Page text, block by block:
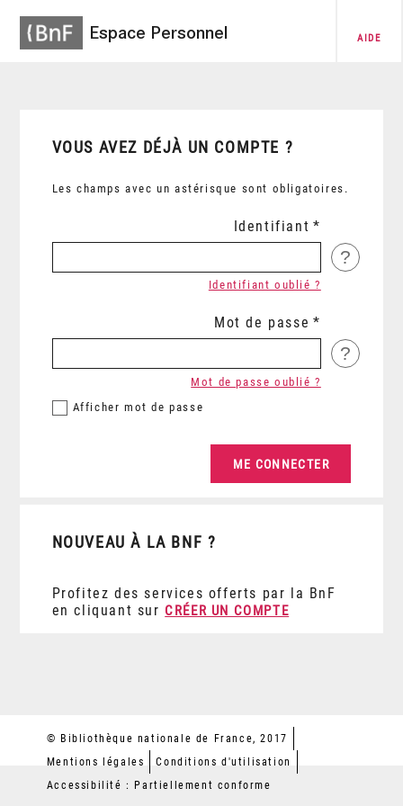
Espace Personnel AIDE
VOUS AVEZ DÉJÀ UN COMPTE ?
Les champs avec un astérisque sont obligatoires.
Identifiant
?
Identifiant oublié ?
Mot de passe
?
Afficher mot de passe
Mot de passe oublié ?
NOUVEAU À LA BNF ?
Profitez des services offerts par la BnF
en cliquant sur CRÉER UN COMPTE
© Bibliothèque nationale de France, 2017
Mentions légales
Conditions d'utilisation
Accessibilité : Partiellement conforme